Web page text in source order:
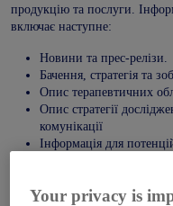
продукцію та послуги.
включає наступне:
Новини та прес-релізи.
Бачення, стратегія та
Опис терапевтичних
Опис стратегії
комунікації
Інформація для
Дані про прозорість
Your privacy is